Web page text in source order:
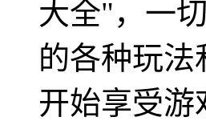
大全"，一
的各种玩
开始享受游